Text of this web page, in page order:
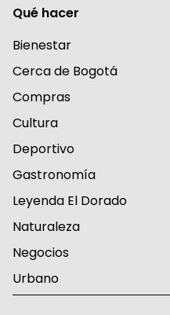
Qué hacer
Bienestar
Cerca de Bogotá
Compras
Cultura
Deportivo
Gastronomía
Leyenda El Dorado
Naturaleza
Negocios
Urbano